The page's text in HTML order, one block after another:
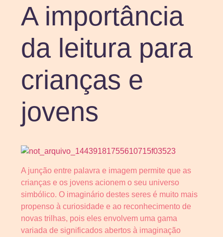
A importância
da leitura para
crianças e
jovens
A junção entre palavra e imagem permite que as
crianças e os jovens acionem o seu universo
simbólico. O imaginário destes seres é muito mais
propenso à curiosidade e ao reconhecimento de
novas trilhas, pois eles envolvem uma gama
variada de significados abertos à imaginação